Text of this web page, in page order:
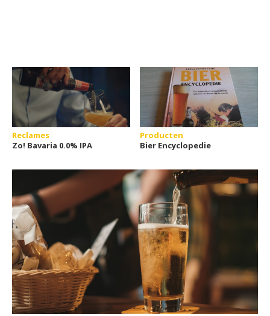
Reclames
Zo! Bavaria 0.0% IPA
Producten
Bier Encyclopedie